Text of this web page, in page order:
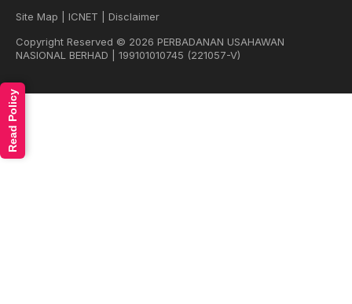
Site Map ICNET
Disclaimer
Copyright Reserved © 2026 PERBADANAN USAHAWAN
NASIONAL BERHAD | 199101010745 (221057-V)
Read Policy